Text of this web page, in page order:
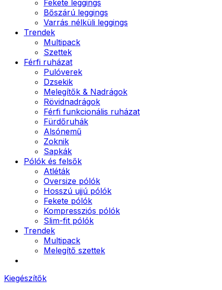
Fekete leggings
Bőszárú leggings
Varrás nélküli leggings
Trendek
Multipack
Szettek
Férfi ruházat
Pulóverek
Dzsekik
Melegítők & Nadrágok
Rövidnadrágok
Férfi funkcionális ruházat
Fürdőruhák
Alsónemű
Zoknik
Sapkák
Pólók és felsők
Atléták
Oversize pólók
Hosszú ujjú pólók
Fekete pólók
Kompressziós pólók
Slim-fit pólók
Trendek
Multipack
Melegítő szettek
Kiegészítők